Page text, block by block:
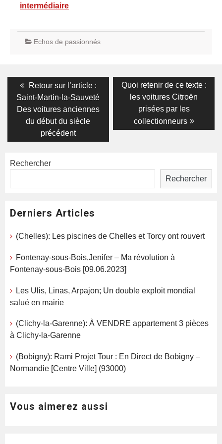
intermédiaire
Echos de passionnés
Navigation
de
l’article
Previous
post:
Retour sur l’article :
Saint-Martin-la-Sauveté
Des voitures anciennes
du début du siècle
précédent
Next
post:
Quoi retenir de ce texte :
les voitures Citroën
prisées par les
collectionneurs
Rechercher
Rechercher
Derniers Articles
(Chelles): Les piscines de Chelles et Torcy ont rouvert
Fontenay-sous-Bois,Jenifer – Ma révolution à
Fontenay-sous-Bois [09.06.2023]
Les Ulis, Linas, Arpajon; Un double exploit mondial
salué en mairie
(Clichy-la-Garenne): À VENDRE appartement 3 pièces
à Clichy-la-Garenne
(Bobigny): Rami Projet Tour : En Direct de Bobigny –
Normandie [Centre Ville] (93000)
Vous aimerez aussi